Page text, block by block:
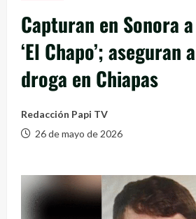
Capturan en Sonora
‘El Chapo’; aseguran
droga en Chiapas
Redacción Papi TV
26 de mayo de 2026